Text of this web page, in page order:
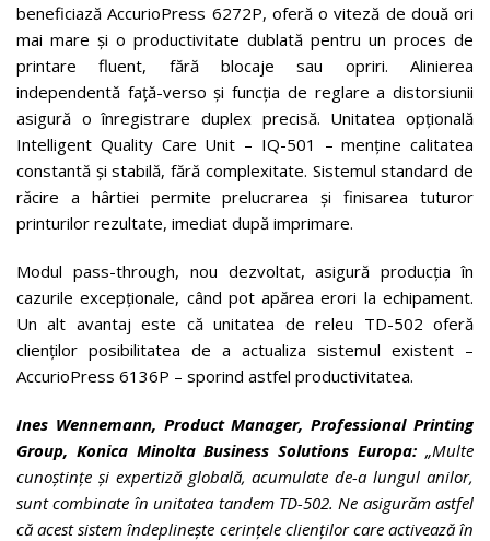
beneficiază AccurioPress 6272P, oferă o viteză de două ori
mai mare și o productivitate dublată pentru un proces de
printare fluent, fără blocaje sau opriri. Alinierea
independentă față-verso și funcția de reglare a distorsiunii
asigură o înregistrare duplex precisă. Unitatea opțională
Intelligent Quality Care Unit – IQ-501 – menține calitatea
constantă și stabilă, fără complexitate. Sistemul standard de
răcire a hârtiei permite prelucrarea și finisarea tuturor
printurilor rezultate, imediat după imprimare.
Modul pass-through, nou dezvoltat, asigură producția în
cazurile excepționale, când pot apărea erori la echipament.
Un alt avantaj este că unitatea de releu TD-502 oferă
clienților posibilitatea de a actualiza sistemul existent –
AccurioPress 6136P – sporind astfel productivitatea.
Ines Wennemann, Product Manager, Professional Printing
Group, Konica Minolta Business Solutions Europa: „Multe
cunoștințe și expertiză globală, acumulate de-a lungul anilor,
sunt combinate în unitatea tandem TD-502. Ne asigurăm astfel
că acest sistem îndeplinește cerințele clienților care activează în